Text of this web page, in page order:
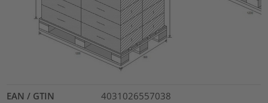
EAN / GTIN
4031026557038